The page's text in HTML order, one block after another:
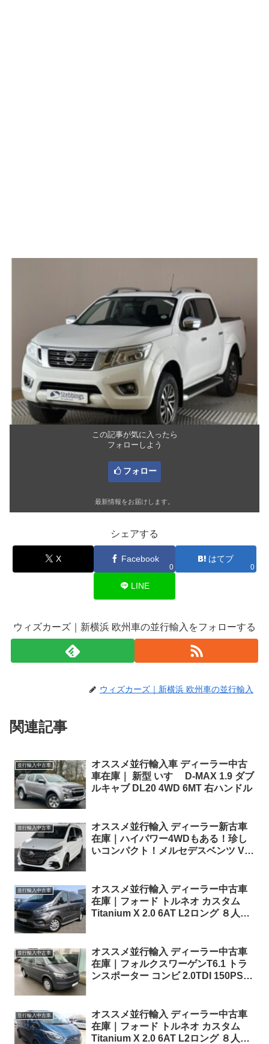
この記事が気に入ったら
フォローしよう
フォロー
最新情報をお届けします。
シェアする
X Facebook
0
はてブ
0
LINE
ウィズカーズ｜新横浜 欧州車の並行輸入をフォローする
ウィズカーズ｜新横浜 欧州車の並行輸入
関連記事
並行輸入中古車
オススメ並行輸入車 ディーラー中古
車在庫｜ 新型 いすゞ D-MAX 1.9 ダブ
ルキャブ DL20 4WD 6MT 右ハンドル
並行輸入中古車
オススメ並行輸入 ディーラー新古車
在庫｜ハイパワー4WDもある！珍し
いコンパクト！メルセデスベンツ Vク
並行輸入中古車
オススメ並行輸入 ディーラー中古車
在庫｜フォード トルネオ カスタム
Titanium X 2.0 6AT L2ロング ８人乗
並行輸入中古車
オススメ並行輸入 ディーラー中古車
在庫｜フォルクスワーゲンT6.1 トラ
ンスポーター コンビ 2.0TDI 150PS
並行輸入中古車
オススメ並行輸入 ディーラー中古車
在庫｜フォード トルネオ カスタム
Titanium X 2.0 6AT L2ロング ８人乗